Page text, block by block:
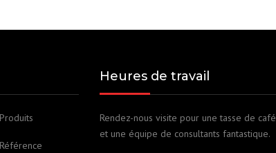
Produits
Référence
Heures de travail
Rendez-nous visite pour une tasse de café
et une équipe de consultants fantastique.